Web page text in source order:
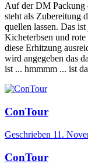
Auf der DM Packung
steht als Zubereitung
quellen lassen. Das
Kicheterbsen und
diese Erhitzung
wird angegeben das
ist ... hmmmm ... ist
ConTour
Geschrieben 11.
ConTour